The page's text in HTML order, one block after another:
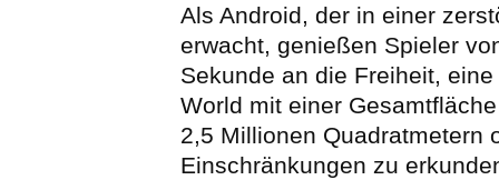
Als Android, der in einer
erwacht, genießen Spieler
Sekunde an die Freiheit,
World mit einer
2,5 Millionen Quadratmetern
Einschränkungen zu